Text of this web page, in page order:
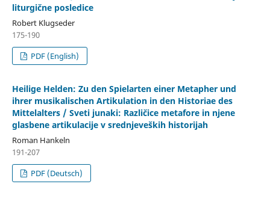
liturgične posledice
Robert Klugseder
175-190
PDF (English)
Heilige Helden: Zu den Spielarten einer Metapher und
ihrer musikalischen Artikulation in den Historiae des
Mittelalters / Sveti junaki: Različice metafore in njene
glasbene artikulacije v srednjeveških historijah
Roman Hankeln
191-207
PDF (Deutsch)